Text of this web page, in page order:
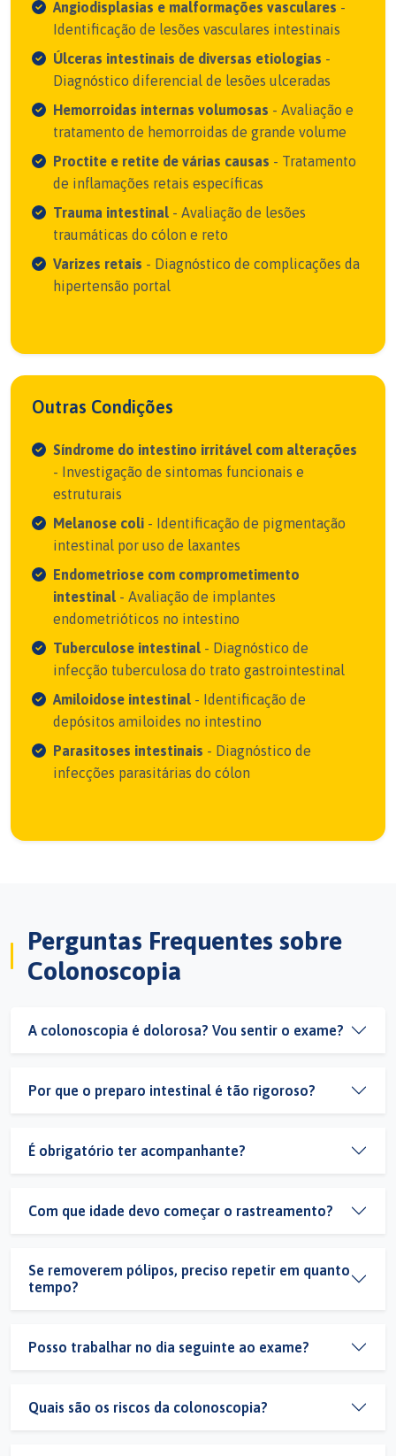
Angiodisplasias e malformações vasculares -
Identificação de lesões vasculares intestinais
Úlceras intestinais de diversas etiologias -
Diagnóstico diferencial de lesões ulceradas
Hemorroidas internas volumosas - Avaliação e
tratamento de hemorroidas de grande volume
Proctite e retite de várias causas - Tratamento
de inflamações retais específicas
Trauma intestinal - Avaliação de lesões
traumáticas do cólon e reto
Varizes retais - Diagnóstico de complicações da
hipertensão portal
Outras Condições
Síndrome do intestino irritável com alterações
- Investigação de sintomas funcionais e
estruturais
Melanose coli - Identificação de pigmentação
intestinal por uso de laxantes
Endometriose com comprometimento
intestinal - Avaliação de implantes
endometrióticos no intestino
Tuberculose intestinal - Diagnóstico de
infecção tuberculosa do trato gastrointestinal
Amiloidose intestinal - Identificação de
depósitos amiloides no intestino
Parasitoses intestinais - Diagnóstico de
infecções parasitárias do cólon
Perguntas Frequentes sobre
Colonoscopia
A colonoscopia é dolorosa? Vou sentir o exame?
Por que o preparo intestinal é tão rigoroso?
É obrigatório ter acompanhante?
Com que idade devo começar o rastreamento?
Se removerem pólipos, preciso repetir em quanto
tempo?
Posso trabalhar no dia seguinte ao exame?
Quais são os riscos da colonoscopia?